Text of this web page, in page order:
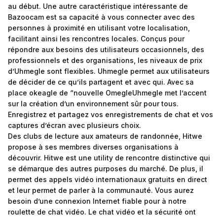
au début. Une autre caractéristique intéressante de
Bazoocam est sa capacité à vous connecter avec des
personnes à proximité en utilisant votre localisation,
facilitant ainsi les rencontres locales. Conçus pour
répondre aux besoins des utilisateurs occasionnels, des
professionnels et des organisations, les niveaux de prix
d’Uhmegle sont flexibles. Uhmegle permet aux utilisateurs
de décider de ce qu’ils partagent et avec qui. Avec sa
place okeagle de “nouvelle OmegleUhmegle met l’accent
sur la création d’un environnement sûr pour tous.
Enregistrez et partagez vos enregistrements de chat et vos
captures d’écran avec plusieurs choix.
Des clubs de lecture aux amateurs de randonnée, Hitwe
propose à ses membres diverses organisations à
découvrir. Hitwe est une utility de rencontre distinctive qui
se démarque des autres purposes du marché. De plus, il
permet des appels vidéo internationaux gratuits en direct
et leur permet de parler à la communauté. Vous aurez
besoin d’une connexion Internet fiable pour à notre
roulette de chat vidéo. Le chat vidéo et la sécurité ont